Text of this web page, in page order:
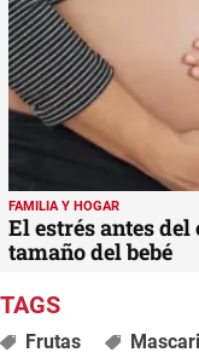
FAMILIA Y HOGAR
El estrés antes
tamaño del bebé
Frutas